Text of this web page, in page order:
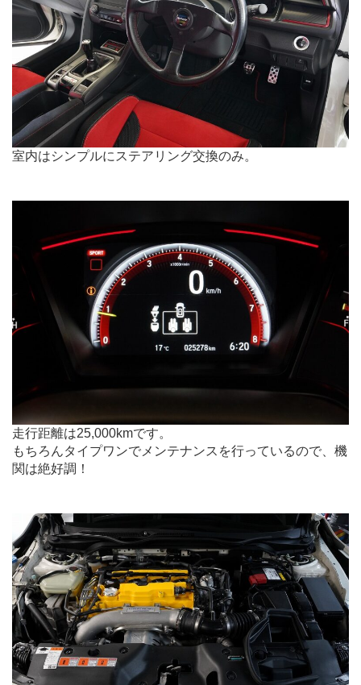
室内はシンプルにステアリング交換のみ。
走行距離は25,000kmです。
もちろんタイプワンでメンテナンスを行っているので、機
関は絶好調！